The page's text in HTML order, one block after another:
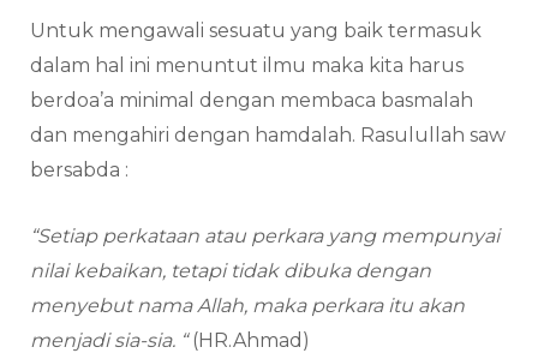
Untuk mengawali sesuatu yang baik termasuk
dalam hal ini menuntut ilmu maka kita harus
berdoa’a minimal dengan membaca basmalah
dan mengahiri dengan hamdalah. Rasulullah saw
bersabda :
“Setiap perkataan atau perkara yang mempunyai
nilai kebaikan, tetapi tidak dibuka dengan
menyebut nama Allah, maka perkara itu akan
menjadi sia-sia. “(HR.Ahmad)